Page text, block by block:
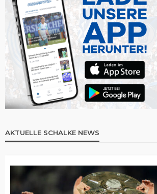
AKTUELLE SCHALKE NEWS